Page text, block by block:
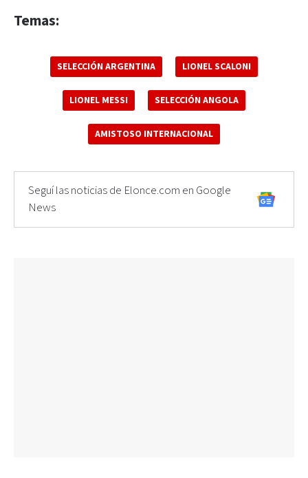
Temas:
SELECCIÓN ARGENTINA LIONEL SCALONI
LIONEL MESSI SELECCIÓN ANGOLA
AMISTOSO INTERNACIONAL
Seguí las noticias de Elonce.com en Google
News